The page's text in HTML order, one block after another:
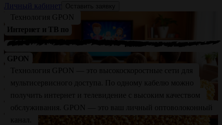
Личный кабинет
Технология GPON
Интернет и ТВ по
GPON
Технология GPON — это высокоскоростные сети для
мультисервисного доступа. По одному кабелю можно
получить интернет и телевидение с высоким качеством
обслуживания. GPON — это ваш личный оптоволоконный
канал.